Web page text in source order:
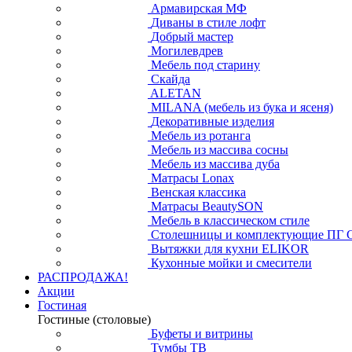
Армавирская МФ
Диваны в стиле лофт
Добрый мастер
Могилевдрев
Мебель под старину
Скайда
ALETAN
MILANA (мебель из бука и ясеня)
Декоративные изделия
Мебель из ротанга
Мебель из массива сосны
Мебель из массива дуба
Матрасы Lonax
Венская классика
Матрасы BeautySON
Мебель в классическом стиле
Столешницы и комплектующие ПГ
Вытяжки для кухни ELIKOR
Кухонные мойки и смесители
РАСПРОДАЖА!
Акции
Гостиная
Гостиные (столовые)
Буфеты и витрины
Тумбы ТВ